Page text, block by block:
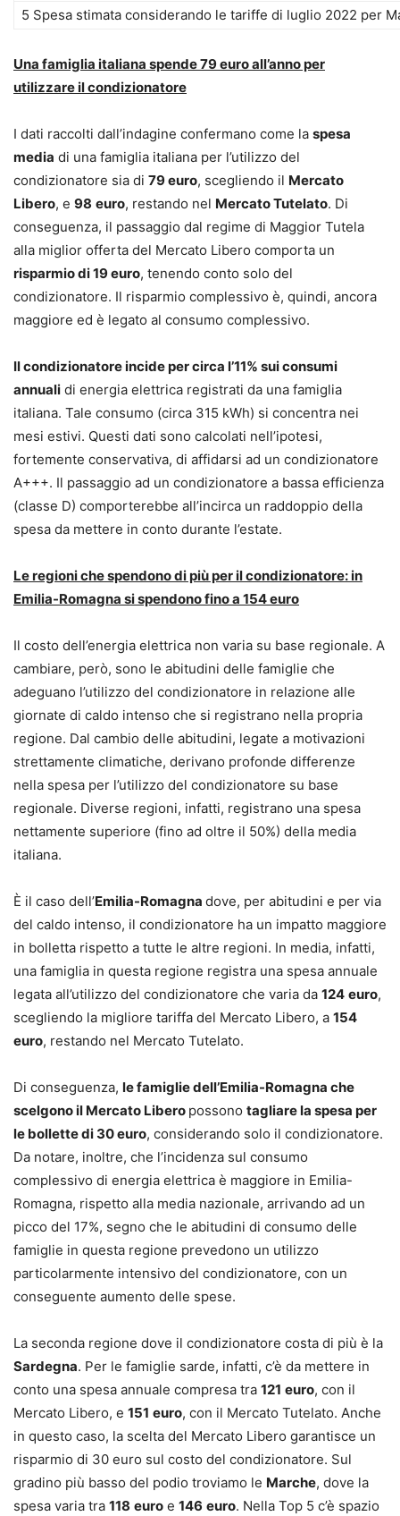
5 Spesa stimata considerando le tariffe di luglio 2022 per
Una famiglia italiana spende 79 euro all’anno per
utilizzare il condizionatore
I dati raccolti dall’indagine confermano come la spesa
media di una famiglia italiana per l’utilizzo del
condizionatore sia di 79 euro, scegliendo il Mercato
Libero, e 98 euro, restando nel Mercato Tutelato. Di
conseguenza, il passaggio dal regime di Maggior Tutela
alla miglior offerta del Mercato Libero comporta un
risparmio di 19 euro, tenendo conto solo del
condizionatore. Il risparmio complessivo è, quindi, ancora
maggiore ed è legato al consumo complessivo.
Il condizionatore incide per circa l’11% sui consumi
annuali di energia elettrica registrati da una famiglia
italiana. Tale consumo (circa 315 kWh) si concentra nei
mesi estivi. Questi dati sono calcolati nell’ipotesi,
fortemente conservativa, di affidarsi ad un condizionatore
A+++. Il passaggio ad un condizionatore a bassa efficienza
(classe D) comporterebbe all’incirca un raddoppio della
spesa da mettere in conto durante l’estate.
Le regioni che spendono di più per il condizionatore: in
Emilia-Romagna si spendono fino a 154 euro
Il costo dell’energia elettrica non varia su base regionale. A
cambiare, però, sono le abitudini delle famiglie che
adeguano l’utilizzo del condizionatore in relazione alle
giornate di caldo intenso che si registrano nella propria
regione. Dal cambio delle abitudini, legate a motivazioni
strettamente climatiche, derivano profonde differenze
nella spesa per l’utilizzo del condizionatore su base
regionale. Diverse regioni, infatti, registrano una spesa
nettamente superiore (fino ad oltre il 50%) della media
italiana.
È il caso dell’Emilia-Romagna dove, per abitudini e per via
del caldo intenso, il condizionatore ha un impatto maggiore
in bolletta rispetto a tutte le altre regioni. In media, infatti,
una famiglia in questa regione registra una spesa annuale
legata all’utilizzo del condizionatore che varia da 124 euro,
scegliendo la migliore tariffa del Mercato Libero, a 154
euro, restando nel Mercato Tutelato.
Di conseguenza, le famiglie dell’Emilia-Romagna che
scelgono il Mercato Libero possono tagliare la spesa per
le bollette di 30 euro, considerando solo il condizionatore.
Da notare, inoltre, che l’incidenza sul consumo
complessivo di energia elettrica è maggiore in Emilia-
Romagna, rispetto alla media nazionale, arrivando ad un
picco del 17%, segno che le abitudini di consumo delle
famiglie in questa regione prevedono un utilizzo
particolarmente intensivo del condizionatore, con un
conseguente aumento delle spese.
La seconda regione dove il condizionatore costa di più è la
Sardegna. Per le famiglie sarde, infatti, c’è da mettere in
conto una spesa annuale compresa tra 121 euro, con il
Mercato Libero, e 151 euro, con il Mercato Tutelato. Anche
in questo caso, la scelta del Mercato Libero garantisce un
risparmio di 30 euro sul costo del condizionatore. Sul
gradino più basso del podio troviamo le Marche, dove la
spesa varia tra 118 euro e 146 euro. Nella Top 5 c’è spazio